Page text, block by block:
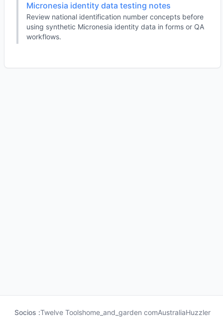
Micronesia identity data testing notes
Review national identification number concepts before
using synthetic Micronesia identity data in forms or QA
workflows.
Socios :Twelve Toolshome_and_garden comAustraliaHuzzler